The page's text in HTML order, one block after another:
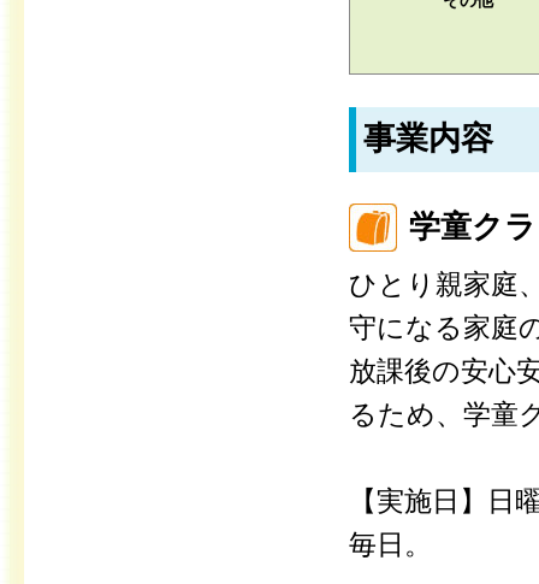
事業内容
学童ク
ひとり親家庭
守になる家庭
放課後の安心
るため、学童
【実施日】日
毎日。